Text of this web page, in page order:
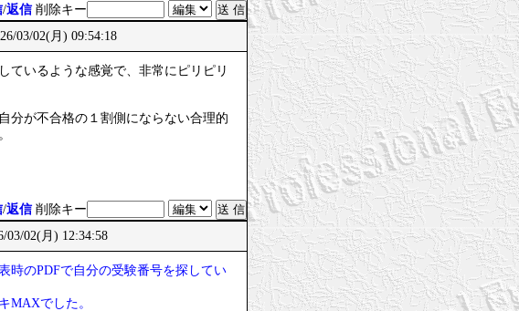
/返信 削除キー
03/02(月) 09:54:18
ているような感覚で、非常にピリピリ
分が不合格の１割側にならない合理的
/返信 削除キー
03/02(月) 12:34:58
時のPDFで自分の受験番号を探してい
MAXでした。